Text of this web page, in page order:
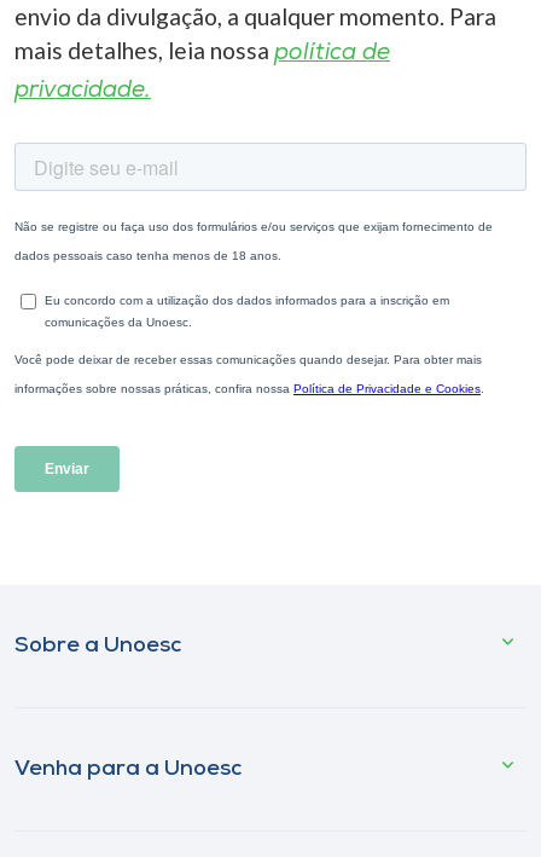
envio da divulgação, a qualquer momento. Para
mais detalhes, leia nossa política de
privacidade.
Sobre a Unoesc
Venha para a Unoesc